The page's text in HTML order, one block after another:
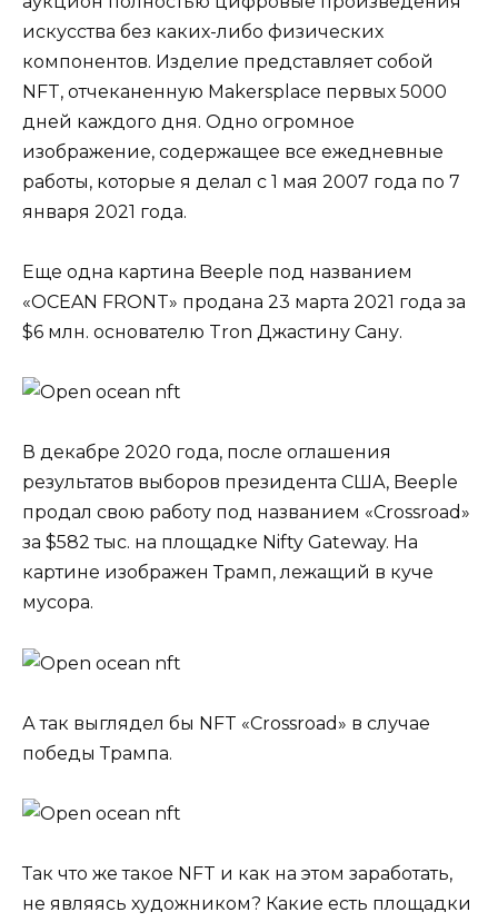
искусства без каких-либо физических
компонентов. Изделие представляет собой
NFT, отчеканенную Makersplace первых 5000
дней каждого дня. Одно огромное
изображение, содержащее все ежедневные
работы, которые я делал с 1 мая 2007 года по 7
января 2021 года.
Еще одна картина Beeple под названием
«OCEAN FRONT» продана 23 марта 2021 года за
$6 млн. основателю Tron Джастину Сану.
В декабре 2020 года, после оглашения
результатов выборов президента США, Beeple
продал свою работу под названием «Crossroad»
за $582 тыс. на площадке Nifty Gateway. На
картине изображен Трамп, лежащий в куче
мусора.
А так выглядел бы NFT «Crossroad» в случае
победы Трампа.
Так что же такое NFT и как на этом заработать,
не являясь художником? Какие есть площадки